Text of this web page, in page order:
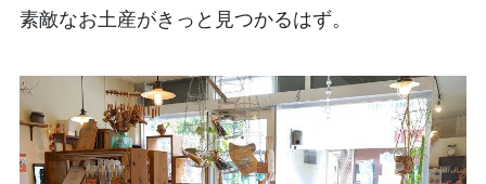
素敵なお土産がきっと見つかるはず。